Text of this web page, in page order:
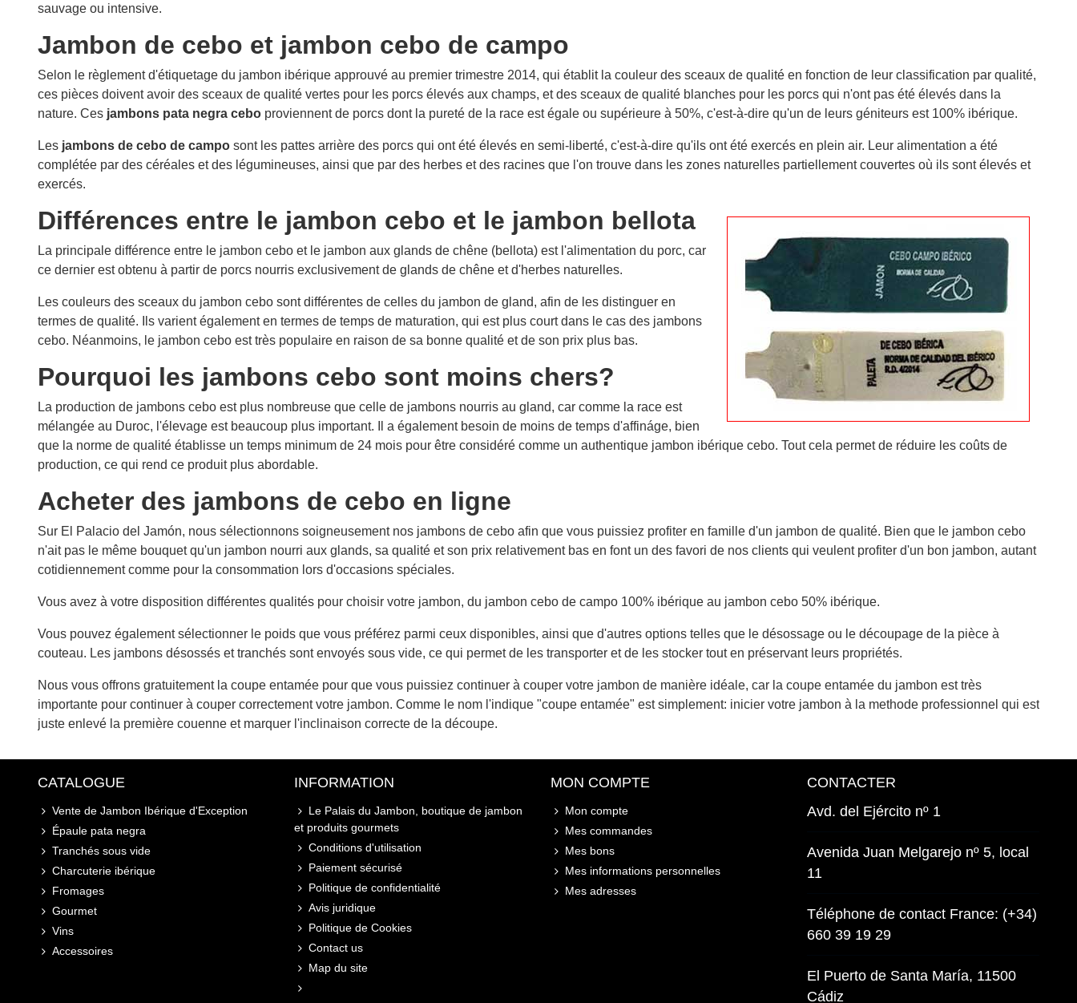
sauvage ou intensive.
Jambon de cebo et jambon cebo de campo
Selon le règlement d'étiquetage du jambon ibérique approuvé au premier trimestre 2014, qui établit la couleur des sceaux de qualité en fonction de leur classification par qualité,
ces pièces doivent avoir des sceaux de qualité vertes pour les porcs élevés aux champs, et des sceaux de qualité blanches pour les porcs qui n'ont pas été élevés dans la
nature. Ces jambons pata negra cebo proviennent de porcs dont la pureté de la race est égale ou supérieure à 50%, c'est-à-dire qu'un de leurs géniteurs est 100% ibérique.
Les jambons de cebo de campo sont les pattes arrière des porcs qui ont été élevés en semi-liberté, c'est-à-dire qu'ils ont été exercés en plein air. Leur alimentation a été
complétée par des céréales et des légumineuses, ainsi que par des herbes et des racines que l'on trouve dans les zones naturelles partiellement couvertes où ils sont élevés et
exercés.
Différences entre le jambon cebo et le jambon bellota
La principale différence entre le jambon cebo et le jambon aux glands de chêne (bellota) est l'alimentation du porc, car
ce dernier est obtenu à partir de porcs nourris exclusivement de glands de chêne et d'herbes naturelles.
Les couleurs des sceaux du jambon cebo sont différentes de celles du jambon de gland, afin de les distinguer en
termes de qualité. Ils varient également en termes de temps de maturation, qui est plus court dans le cas des jambons
cebo. Néanmoins, le jambon cebo est très populaire en raison de sa bonne qualité et de son prix plus bas.
Pourquoi les jambons cebo sont moins chers?
La production de jambons cebo est plus nombreuse que celle de jambons nourris au gland, car comme la race est
mélangée au Duroc, l'élevage est beaucoup plus important. Il a également besoin de moins de temps d'affináge, bien
que la norme de qualité établisse un temps minimum de 24 mois pour être considéré comme un authentique jambon ibérique cebo. Tout cela permet de réduire les coûts de
production, ce qui rend ce produit plus abordable.
Acheter des jambons de cebo en ligne
Sur El Palacio del Jamón, nous sélectionnons soigneusement nos jambons de cebo afin que vous puissiez profiter en famille d'un jambon de qualité. Bien que le jambon cebo
n'ait pas le même bouquet qu'un jambon nourri aux glands, sa qualité et son prix relativement bas en font un des favori de nos clients qui veulent profiter d'un bon jambon, autant
cotidiennement comme pour la consommation lors d'occasions spéciales.
Vous avez à votre disposition différentes qualités pour choisir votre jambon, du jambon cebo de campo 100% ibérique au jambon cebo 50% ibérique.
Vous pouvez également sélectionner le poids que vous préférez parmi ceux disponibles, ainsi que d'autres options telles que le désossage ou le découpage de la pièce à
couteau. Les jambons désossés et tranchés sont envoyés sous vide, ce qui permet de les transporter et de les stocker tout en préservant leurs propriétés.
Nous vous offrons gratuitement la coupe entamée pour que vous puissiez continuer à couper votre jambon de manière idéale, car la coupe entamée du jambon est très
importante pour continuer à couper correctement votre jambon. Comme le nom l'indique "coupe entamée" est simplement: inicier votre jambon à la methode professionnel qui est
juste enlevé la première couenne et marquer l'inclinaison correcte de la découpe.
CATALOGUE
Vente de Jambon Ibérique d'Exception
Épaule pata negra
Tranchés sous vide
Charcuterie ibérique
Fromages
Gourmet
Vins
Accessoires
INFORMATION
Le Palais du Jambon, boutique de jambon
et produits gourmets
Conditions d'utilisation
Paiement sécurisé
Politique de confidentialité
Avis juridique
Politique de Cookies
Contact us
Map du site
MON COMPTE
Mon compte
Mes commandes
Mes bons
Mes informations personnelles
Mes adresses
CONTACTER
Avd. del Ejército nº 1
Avenida Juan Melgarejo nº 5, local
11
Téléphone de contact France: (+34)
660 39 19 29
El Puerto de Santa María, 11500
Cádiz